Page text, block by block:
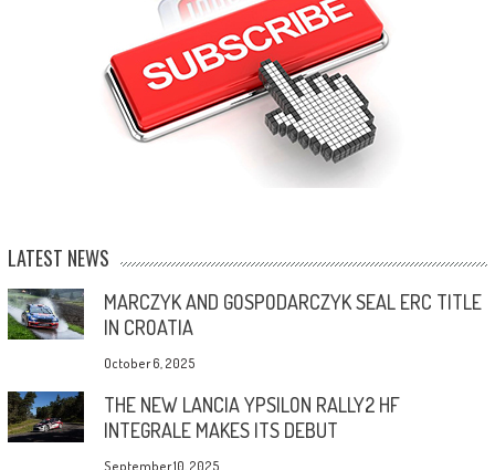
LATEST NEWS
MARCZYK AND GOSPODARCZYK SEAL ERC TITLE
IN CROATIA
October 6, 2025
THE NEW LANCIA YPSILON RALLY2 HF
INTEGRALE MAKES ITS DEBUT
September 10, 2025